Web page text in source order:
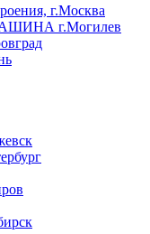
г.Москва
г.Могилев